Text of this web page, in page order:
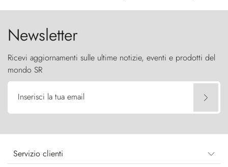
Newsletter
Ricevi aggiornamenti sulle ultime notizie, eventi e prodotti del
mondo SR
Inserisci la tua email
Servizio clienti